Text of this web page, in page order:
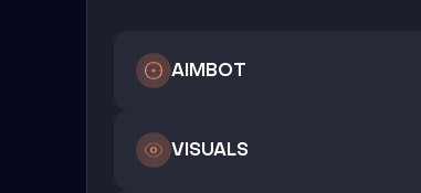
AIMBOT
VISUALS